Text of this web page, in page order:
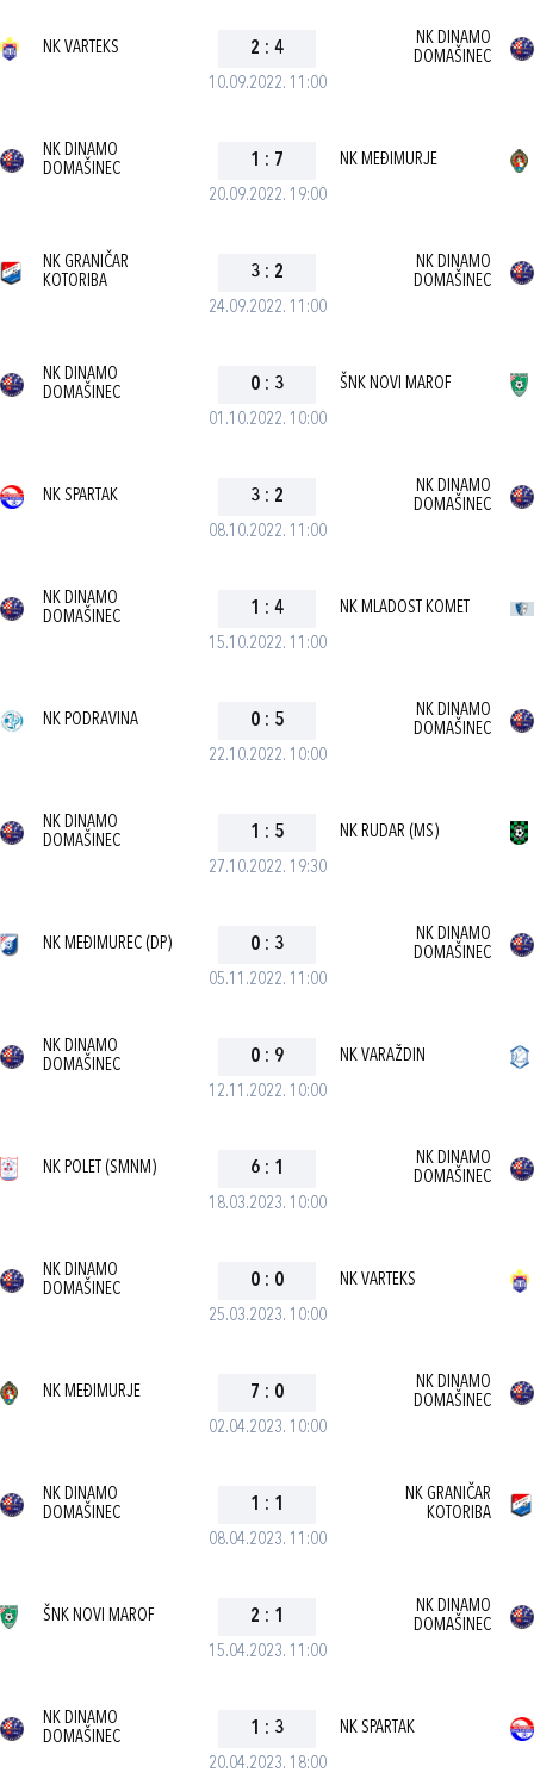
10.09.2022. 11:00
NK VARTEKS 2 : 4
NK DINAMO
DOMAŠINEC
20.09.2022. 19:00
NK DINAMO
DOMAŠINEC
1 : 7 NK MEĐIMURJE
24.09.2022. 11:00
NK GRANIČAR
KOTORIBA
3 : 2
NK DINAMO
DOMAŠINEC
01.10.2022. 10:00
NK DINAMO
DOMAŠINEC
0 : 3 ŠNK NOVI MAROF
08.10.2022. 11:00
NK SPARTAK 3 : 2
NK DINAMO
DOMAŠINEC
15.10.2022. 11:00
NK DINAMO
DOMAŠINEC
1 : 4 NK MLADOST KOMET
22.10.2022. 10:00
NK PODRAVINA 0 : 5
NK DINAMO
DOMAŠINEC
27.10.2022. 19:30
NK DINAMO
DOMAŠINEC
1 : 5 NK RUDAR (MS)
05.11.2022. 11:00
NK MEĐIMUREC (DP) 0 : 3
NK DINAMO
DOMAŠINEC
12.11.2022. 10:00
NK DINAMO
DOMAŠINEC
0 : 9 NK VARAŽDIN
18.03.2023. 10:00
NK POLET (SMNM) 6 : 1
NK DINAMO
DOMAŠINEC
25.03.2023. 10:00
NK DINAMO
DOMAŠINEC
0 : 0 NK VARTEKS
02.04.2023. 10:00
NK MEĐIMURJE 7 : 0
NK DINAMO
DOMAŠINEC
08.04.2023. 11:00
NK DINAMO
DOMAŠINEC
1 : 1
NK GRANIČAR
KOTORIBA
15.04.2023. 11:00
ŠNK NOVI MAROF 2 : 1
NK DINAMO
DOMAŠINEC
20.04.2023. 18:00
NK DINAMO
DOMAŠINEC
1 : 3 NK SPARTAK